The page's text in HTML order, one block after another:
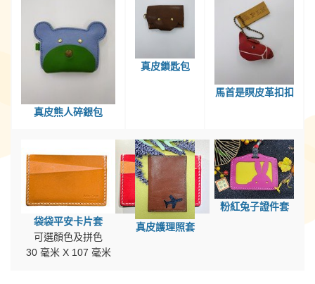
真皮熊人碎銀包
真皮鎖匙包
馬首是瞑皮革扣扣
袋袋平安卡片套
可選顏色及拼色
30 毫米 X 107 毫米
真皮護理照套
粉紅兔子證件套